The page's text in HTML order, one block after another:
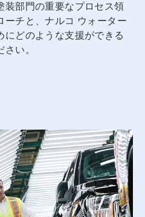
装部門の重要なプロセス領
ーチと、ナルコ ウォーター
にどのような支援ができる
い。